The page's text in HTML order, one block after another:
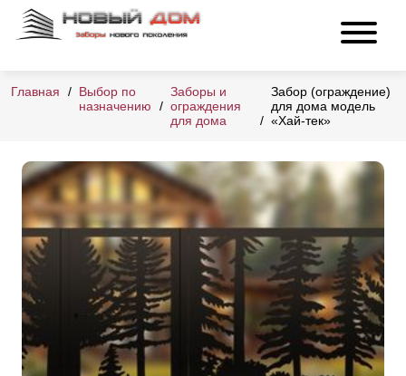
Главная
Выбор по
назначению
Заборы и
ограждения
для дома
Забор (ограждение)
для дома модель
«Хай-тек»